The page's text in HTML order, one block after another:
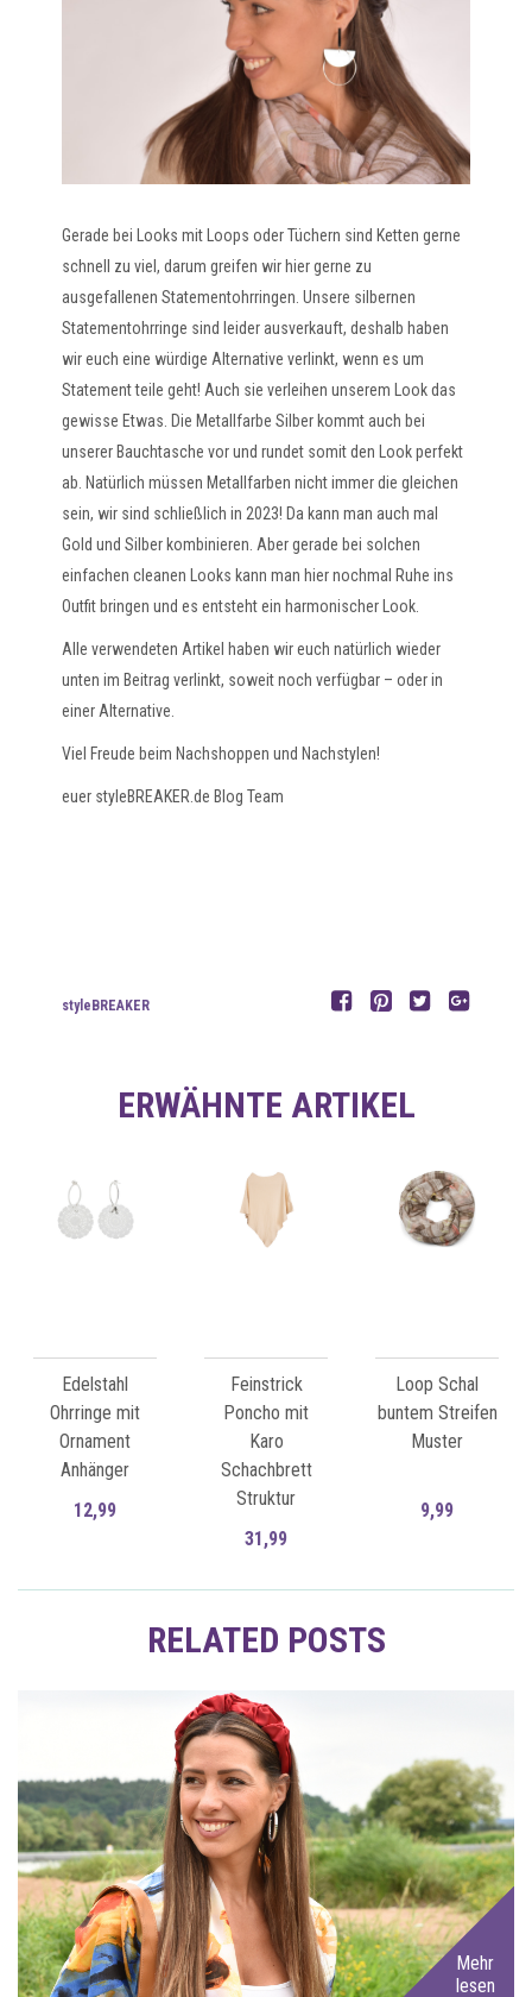
Gerade bei Looks mit Loops oder Tüchern sind Ketten gerne
schnell zu viel, darum greifen wir hier gerne zu
ausgefallenen Statementohrringen. Unsere silbernen
Statementohrringe sind leider ausverkauft, deshalb haben
wir euch eine würdige Alternative verlinkt, wenn es um
Statement teile geht! Auch sie verleihen unserem Look das
gewisse Etwas. Die Metallfarbe Silber kommt auch bei
unserer Bauchtasche vor und rundet somit den Look perfekt
ab. Natürlich müssen Metallfarben nicht immer die gleichen
sein, wir sind schließlich in 2023! Da kann man auch mal
Gold und Silber kombinieren. Aber gerade bei solchen
einfachen cleanen Looks kann man hier nochmal Ruhe ins
Outfit bringen und es entsteht ein harmonischer Look.
Alle verwendeten Artikel haben wir euch natürlich wieder
unten im Beitrag verlinkt, soweit noch verfügbar – oder in
einer Alternative.
Viel Freude beim Nachshoppen und Nachstylen!
euer styleBREAKER.de Blog Team
styleBREAKER
ERWÄHNTE ARTIKEL
Edelstahl
Ohrringe mit
Ornament
Anhänger
12,99
Feinstrick
Poncho mit
Karo
Schachbrett
Struktur
31,99
Loop Schal
buntem Streifen
Muster
9,99
RELATED POSTS
Mehr
lesen